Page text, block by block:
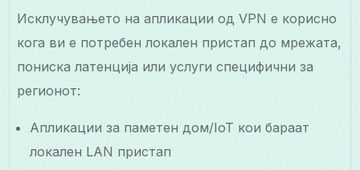
Исклучувањето на апликации од VPN е корисно
кога ви е потребен локален пристап до мрежата,
пониска латенција или услуги специфични за
регионот:
Апликации за паметен дом/IoT кои бараат
локален LAN пристап